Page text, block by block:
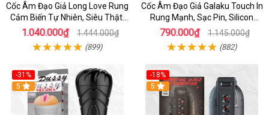
Cốc Âm Đạo Giả Long Love Rung
Cảm Biến Tự Nhiên, Siêu Thật,
Sướng
1.040.000₫ 1.444.000₫
(899)
Cốc Âm Đạo Giả Galaku Touch In
Rung Mạnh, Sạc Pin, Silicon
Mềm
790.000₫ 1.145.000₫
(882)
-31%
5
-18%
5